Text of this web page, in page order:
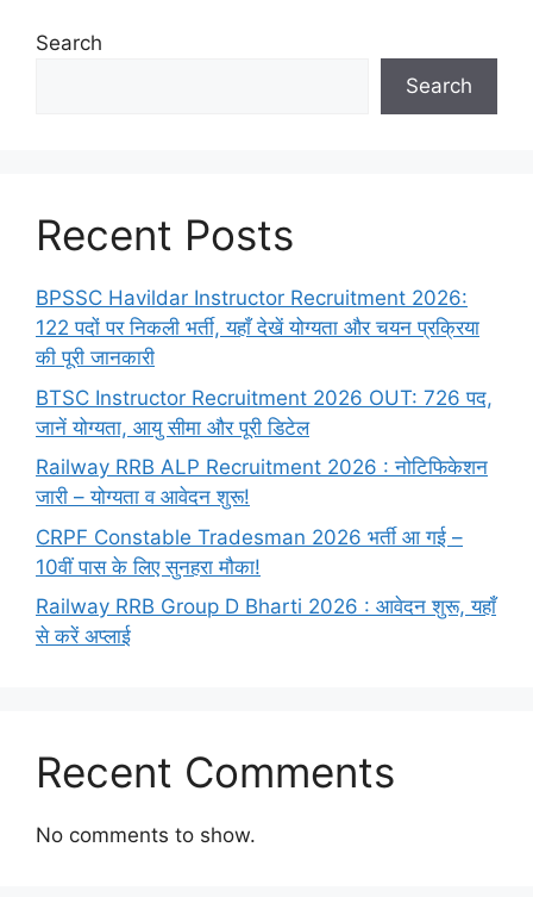
Search
Search
Recent Posts
BPSSC Havildar Instructor Recruitment 2026:
122 पदों पर निकली भर्ती, यहाँ देखें योग्यता और चयन प्रक्रिया
की पूरी जानकारी
BTSC Instructor Recruitment 2026 OUT: 726 पद,
जानें योग्यता, आयु सीमा और पूरी डिटेल
Railway RRB ALP Recruitment 2026 : नोटिफिकेशन
जारी – योग्यता व आवेदन शुरू!
CRPF Constable Tradesman 2026 भर्ती आ गई –
10वीं पास के लिए सुनहरा मौका!
Railway RRB Group D Bharti 2026 : आवेदन शुरू, यहाँ
से करें अप्लाई
Recent Comments
No comments to show.